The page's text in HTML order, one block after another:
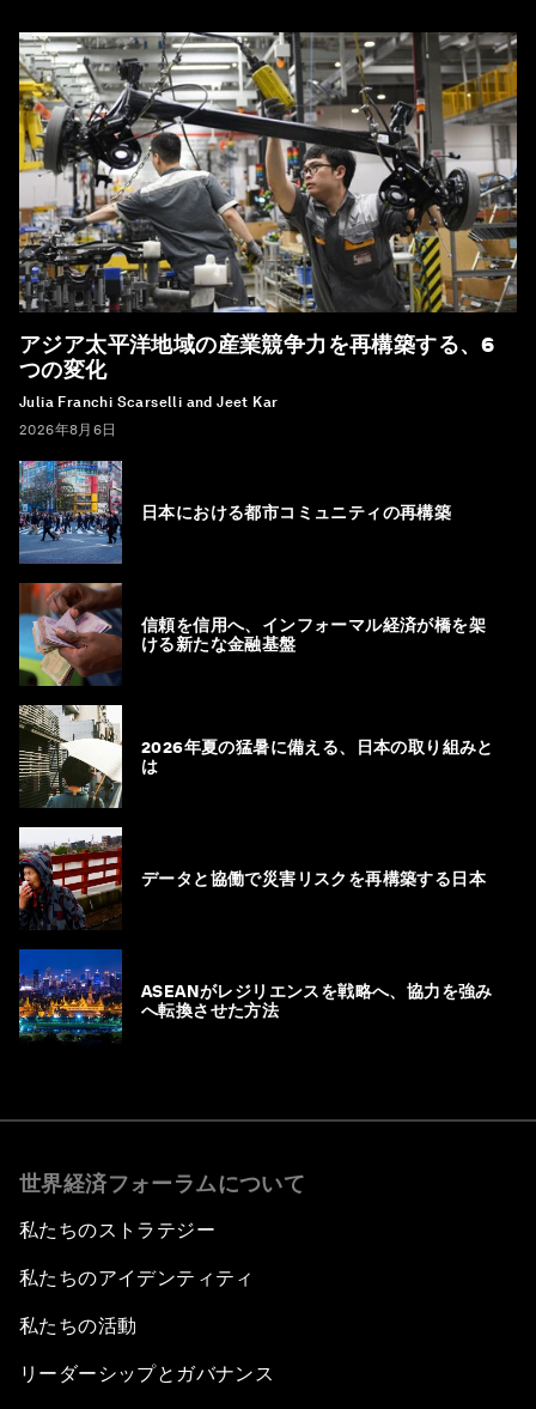
アジア太平洋地域の産業競争力を再構築する、6
つの変化
Julia Franchi Scarselli and Jeet Kar
2026年8月6日
日本における都市コミュニティの再構築
信頼を信用へ、インフォーマル経済が橋を架
ける新たな金融基盤
2026年夏の猛暑に備える、日本の取り組みと
は
データと協働で災害リスクを再構築する日本
ASEANがレジリエンスを戦略へ、協力を強み
へ転換させた方法
世界経済フォーラムについて
私たちのストラテジー
私たちのアイデンティティ
私たちの活動
リーダーシップとガバナンス